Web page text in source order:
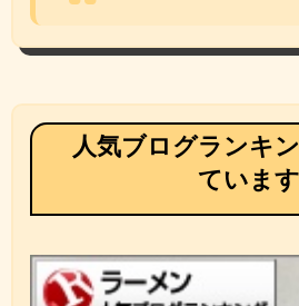
人気ブログランキ
ています